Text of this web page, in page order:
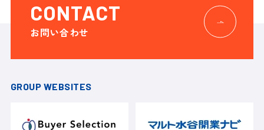
CONTACT
お問い合わせ
GROUP WEBSITES